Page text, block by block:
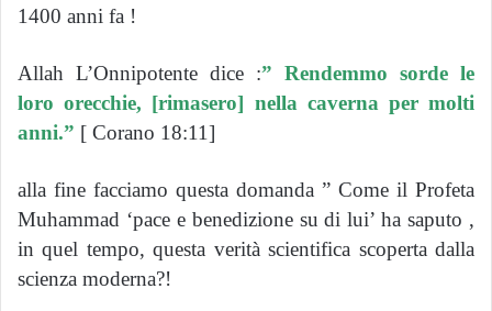
1400 anni fa !
Allah L’Onnipotente dice :” Rendemmo sorde le
loro orecchie, [rimasero] nella caverna per molti
anni.” [ Corano 18:11]
alla fine facciamo questa domanda ” Come il Profeta
Muhammad ‘pace e benedizione su di lui’ ha saputo ,
in quel tempo, questa verità scientifica scoperta dalla
scienza moderna?!